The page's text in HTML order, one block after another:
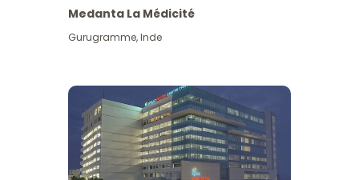
Medanta La Médicité
Gurugramme,Inde